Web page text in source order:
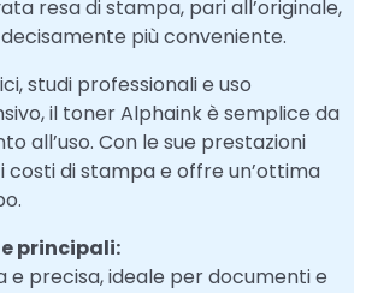
resa di stampa, pari all’originale,
più conveniente.
studi professionali e uso
il toner Alphaink è semplice da
all’uso. Con le sue prestazioni
costi di stampa e offre un’ottima
principali:
e precisa, ideale per documenti e